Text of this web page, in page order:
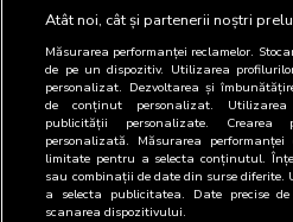
Atât noi, cât și partenerii noștri
Măsurarea performanței reclamelor.
de pe un dispozitiv. Utilizarea
personalizat. Dezvoltarea și
de conținut personalizat.
publicității personalizate. Crearea
personalizată. Măsurarea
limitate pentru a selecta conținutul.
sau combinații de date din surse
a selecta publicitatea. Date precise
scanarea dispozitivului.